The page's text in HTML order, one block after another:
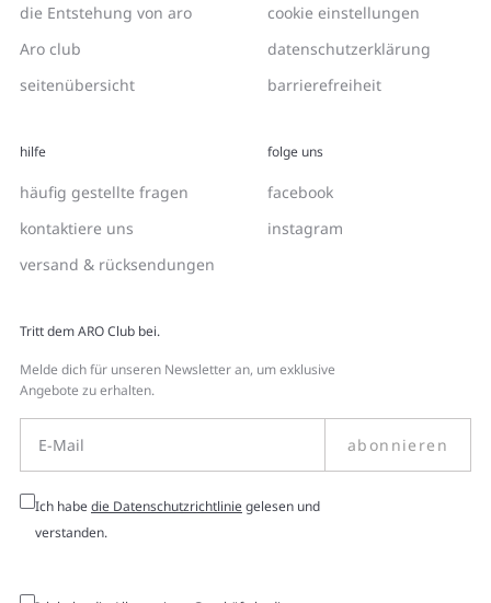
die Entstehung von aro
Aro club
seitenübersicht
cookie einstellungen
datenschutzerklärung
barrierefreiheit
hilfe
häufig gestellte fragen
kontaktiere uns
versand & rücksendungen
folge uns
facebook
instagram
Tritt dem ARO Club bei.
Melde dich für unseren Newsletter an, um exklusive
Angebote zu erhalten.
abonnieren
Ich habedie Datenschutzrichtliniegelesen und
verstanden.